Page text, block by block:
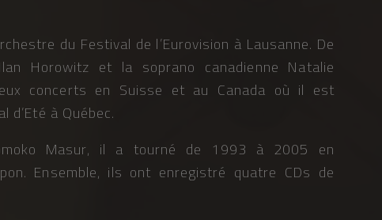
du Festival de l’Eurovision à Lausanne. De
Horowitz et la soprano canadienne Natalie
concerts en Suisse et au Canada où il est
à Québec.
Masur, il a tourné de 1993 à 2005 en
Ensemble, ils ont enregistré quatre CDs de